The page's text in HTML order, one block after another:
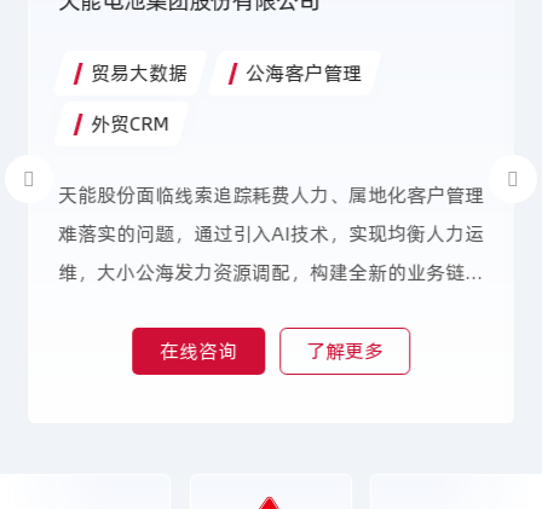
贸易大数据
公海客户管理
外贸CRM
天能股份面临线索追踪耗费人力、属地化客户管理
难落实的问题，通过引入AI技术，实现均衡人力运
维，大小公海发力资源调配，构建全新的业务链
计，从而有效缓解企业内部运维压力，提升客户管
在线咨询 了解更多